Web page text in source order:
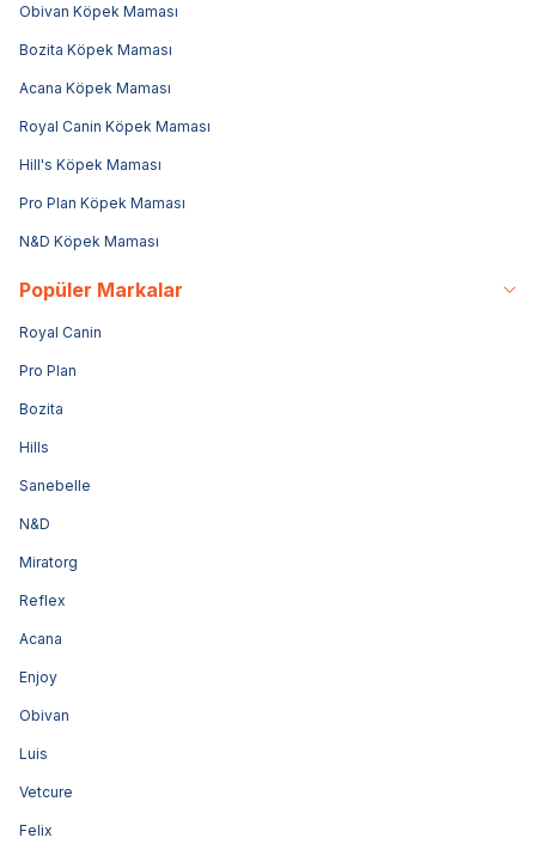
Obivan Köpek Maması
Bozita Köpek Maması
Acana Köpek Maması
Royal Canin Köpek Maması
Hill's Köpek Maması
Pro Plan Köpek Maması
N&D Köpek Maması
Popüler Markalar
Royal Canin
Pro Plan
Bozita
Hills
Sanebelle
N&D
Miratorg
Reflex
Acana
Enjoy
Obivan
Luis
Vetcure
Felix